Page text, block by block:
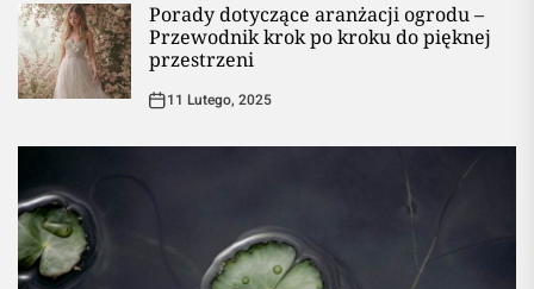
Porady dotyczące aranżacji ogrodu –
Przewodnik krok po kroku do pięknej
przestrzeni
11 Lutego, 2025